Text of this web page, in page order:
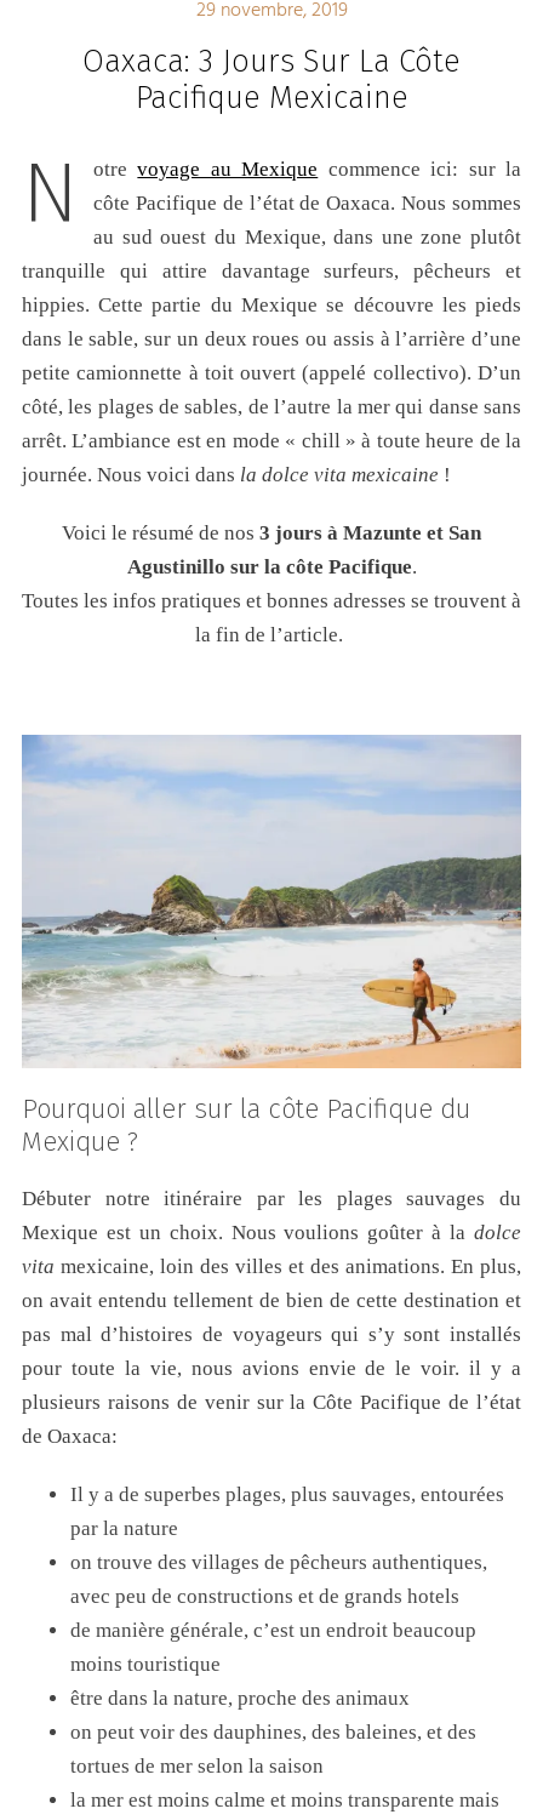
29 novembre, 2019
Oaxaca: 3 Jours Sur La Côte
Pacifique Mexicaine
N otrevoyage au Mexique commence ici: sur la
côte Pacifique de l’état de Oaxaca. Nous sommes
au sud ouest du Mexique, dans une zone plutôt
tranquille qui attire davantage surfeurs, pêcheurs et
hippies. Cette partie du Mexique se découvre les pieds
dans le sable, sur un deux roues ou assis à l’arrière d’une
petite camionnette à toit ouvert (appelé collectivo). D’un
côté, les plages de sables, de l’autre la mer qui danse sans
arrêt. L’ambiance est en mode « chill » à toute heure de la
journée. Nous voici dans la dolce vita mexicaine !
Voici le résumé de nos 3 jours à Mazunte et San
Agustinillo sur la côte Pacifique.
Toutes les infos pratiques et bonnes adresses se trouvent à
la fin de l’article.
Pourquoi aller sur la côte Pacifique du
Mexique ?
Débuter notre itinéraire par les plages sauvages du
Mexique est un choix. Nous voulions goûter à ladolce
vita mexicaine, loin des villes et des animations. En plus,
on avait entendu tellement de bien de cette destination et
pas mal d’histoires de voyageurs qui s’y sont installés
pour toute la vie, nous avions envie de le voir. il y a
plusieurs raisons de venir sur la Côte Pacifique de l’état
de Oaxaca:
Il y a de superbes plages, plus sauvages, entourées
par la nature
on trouve des villages de pêcheurs authentiques,
avec peu de constructions et de grands hotels
de manière générale, c’est un endroit beaucoup
moins touristique
être dans la nature, proche des animaux
on peut voir des dauphines, des baleines, et des
tortues de mer selon la saison
la mer est moins calme et moins transparente mais